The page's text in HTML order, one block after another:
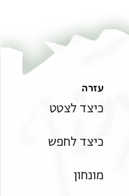
עזרה
כיצד לצטט
כיצד לחפש
מונחון